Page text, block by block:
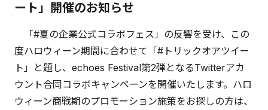
ート」開催のお知らせ
「#夏の企業公式コラボフェス」の反響を受け、この
度ハロウィーン期間に合わせて「#トリックオアツイー
ト」と題し、echoes Festival第2弾となるTwitterアカ
ウント合同コラボキャンペーンを開催いたします。ハロ
ウィーン商戦期のプロモーション施策をお探しの方は、